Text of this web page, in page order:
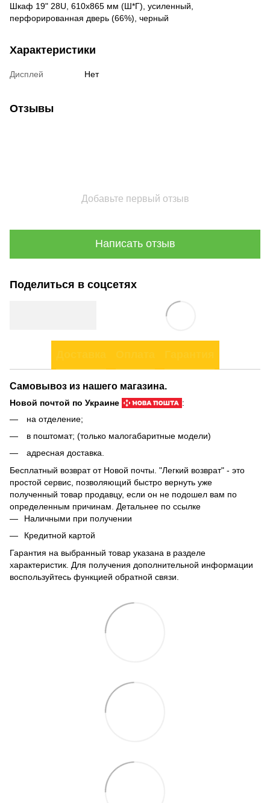
Шкаф 19" 28U, 610х865 мм (Ш*Г), усиленный,
перфорированная дверь (66%), черный
Характеристики
Дисплей Нет
Отзывы
Добавьте первый отзыв
Написать отзыв
Поделиться в соцсетях
Самовывоз из нашего магазина.
Новой почтой по Украине
:
на отделение;
в поштомат; (только малогабаритные модели)
адресная доставка.
Бесплатный возврат от Новой почты. "Легкий возврат" - это
простой сервис, позволяющий быстро вернуть уже
полученный товар продавцу, если он не подошел вам по
определенным причинам. Детальнее по ссылке
Наличными при получении
Кредитной картой
Гарантия на выбранный товар указана в разделе
характеристик. Для получения дополнительной информации
воспользуйтесь функцией обратной связи.